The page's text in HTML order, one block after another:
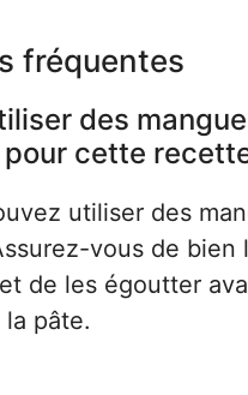
fréquentes
des
cette
utiliser des
vous de bien
de les égoutter
pâte.